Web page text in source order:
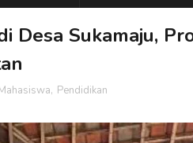
Desa Sukamaju,
, Pendidikan